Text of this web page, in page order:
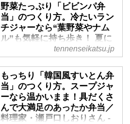
（『天然生活』2020年4月号掲
載）
野菜たっぷり「ビビンパ弁
当」のつくり方。冷たいラン
チジャーなら“葉野菜やナム
ル”も気軽に持ち歩き！ 夏に
もおすすめひんやり弁当／料
理家・瀬戸口しおりさん - 天
然生活web
（『天然生活』2020年4月号掲
載）
tennenseikatsu.jp
もっちり「韓国風すいとん弁
当」のつくり方。スープジャ
ーなら温かいまま！具だくさ
んで大満足のあったか弁当／
料理家・瀬戸口しおりさん -